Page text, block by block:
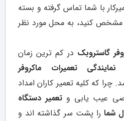
با شما تماس گرفته و بسته
مشخص کنید، به محل مورد نظر
گاستروبک در کم ترین زمان
نمایندگی تعمیرات ماکروفر
چرا که کلیه تعمیر کاران امداد
عیب یابی و تعمیر دستگاه
شمارا پشت سر گذاشته اند و